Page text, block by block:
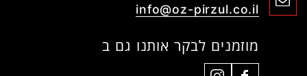
info@oz-pirzul.co.il
מוזמנים לבקר אותנו גם ב